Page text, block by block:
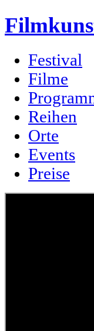
Festival
Filme
Reihen
Orte
Events
Preise